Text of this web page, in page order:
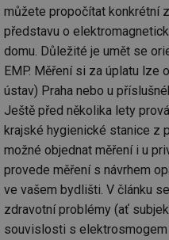
můžete propočítat konkrétní
představu o
domu. Důležité je umět se
EMP. Měření si za úplatu lze
ústav) Praha nebo u
Ještě před několika lety
krajské hygienické stanice z
možné objednat měření i u
provede měření s návrhem
ve vašem bydlišti. V článku
zdravotní problémy (ať
souvislosti s elektrosmogem